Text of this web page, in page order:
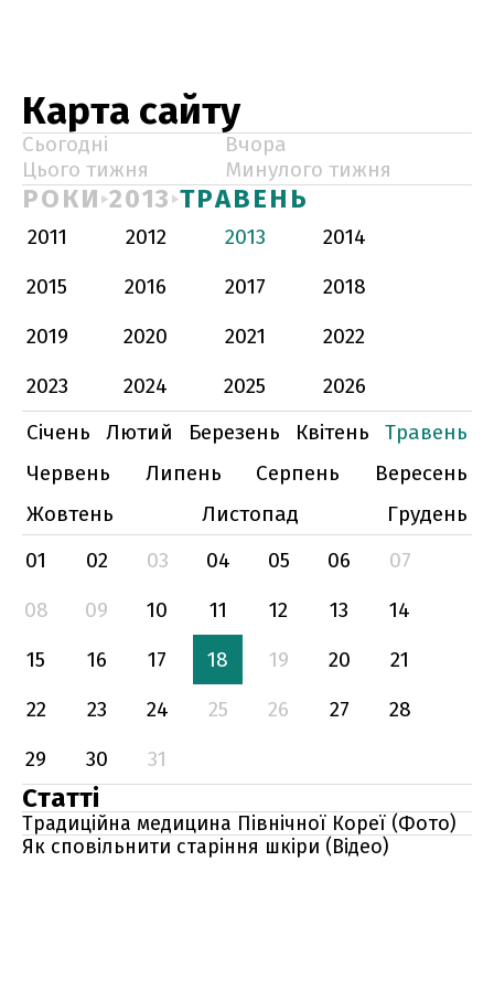
Карта сайту
Сьогодні
Вчора
Цього тижня
Минулого тижня
РОКИ 2013 ТРАВЕНЬ
2011 2012 2013
2014
2015
2016 2017
2018
2019
2020 2021
2022
2023
2024 2025
2026
Січень
Лютий Березень Квітень
Травень
Червень
Липень Серпень
Вересень
Жовтень
Листопад
Грудень
01
02 03 04 05 06
07
08
09 10 11 12 13
14
15
16 17 18 19 20
21
22
23 24 25 26 27
28
29
30 31
Статті
Традиційна медицина Північної Кореї (Фото)
Як сповільнити старіння шкіри (Відео)